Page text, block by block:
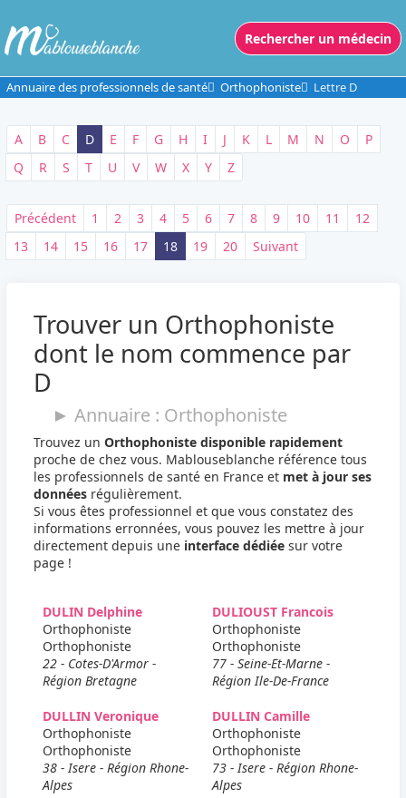
Rechercher un médecin
Annuaire des professionnels de santé Orthophoniste Lettre D
A B C D E F G H I J K L M N O
P
Q
R S T U V W X Y Z
Précédent 1 2 3 4 5 6 7 8 9 10 11
12
13
14 15 16 17 18 19 20 Suivant
Trouver un Orthophoniste
dont le nom commence par
D
► Annuaire : Orthophoniste
Trouvez unOrthophoniste disponible rapidement
proche de chez vous. Mablouseblanche référence tous
les professionnels de santé en France et met à jour ses
données régulièrement.
Si vous êtes professionnel et que vous constatez des
informations erronnées, vous pouvez les mettre à jour
directement depuis une interface dédiée sur votre
page !
DULIN Delphine
Orthophoniste
Orthophoniste
22 - Cotes-D'Armor -
Région Bretagne
DULIOUST Francois
Orthophoniste
Orthophoniste
77 - Seine-Et-Marne -
Région Ile-De-France
DULLIN Veronique
Orthophoniste
Orthophoniste
38 - Isere - Région Rhone-
Alpes
DULLIN Camille
Orthophoniste
Orthophoniste
73 - Isere - Région Rhone-
Alpes